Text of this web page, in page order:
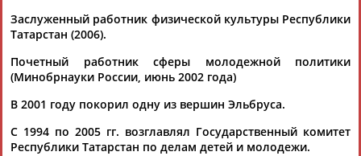
1 2
Казань открыла крикету свои объятия
...в России господин Винай Кумар, депутат Госсовета
Татарстана
, президент Российского союза
крикета Игорь...
(Проект: Информационное агентство СТАДИОН
13.10.2025
Заслуженный работник физической культуры Республики
Татарстан (2006).
Почетный работник сферы молодежной политики
(Минобрнауки России, июнь 2002 года)
В 2001 году покорил одну из вершин Эльбруса.
С 1994 по 2005 гг. возглавлял Государственный комитет
Республики Татарстан по делам детей и молодежи.